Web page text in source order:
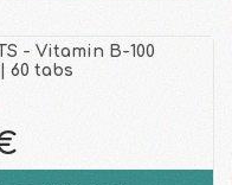
- Vitamin B-100
60 tabs